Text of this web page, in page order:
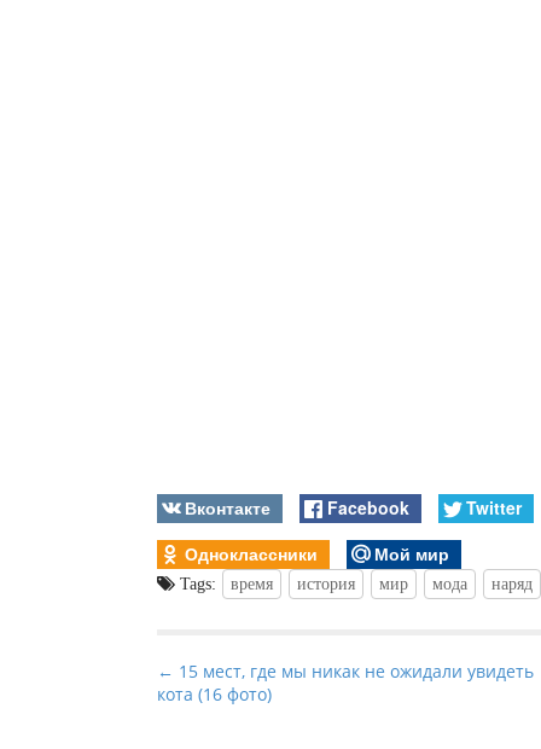
Вконтакте Facebook
Twitter
Одноклассники
Мой мир
Tags: время история мир мода наряд
P
o
← 15 мест, где мы никак не ожидали увидеть
кота (16 фото)